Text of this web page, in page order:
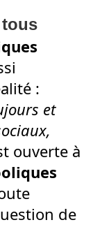
:
et
ouverte à
de